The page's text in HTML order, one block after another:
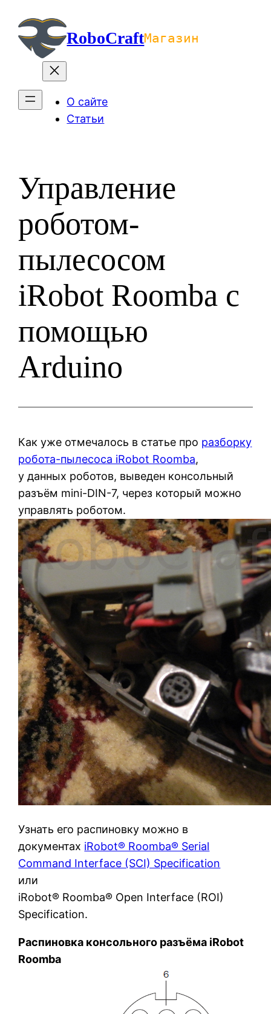
содержимомуRoboCraftМагазин
О сайте
Статьи
Управление
роботом-
пылесосом
iRobot Roomba с
помощью
Arduino
Как уже отмечалось в статье про разборку
робота-пылесоса iRobot Roomba,
у данных роботов, выведен консольный
разъём mini-DIN-7, через который можно
управлять роботом.
Узнать его распиновку можно в
документах iRobot® Roomba® Serial
Command Interface (SCI) Specification
или
iRobot® Roomba® Open Interface (ROI)
Specification.
Распиновка консольного разъёма iRobot
Roomba